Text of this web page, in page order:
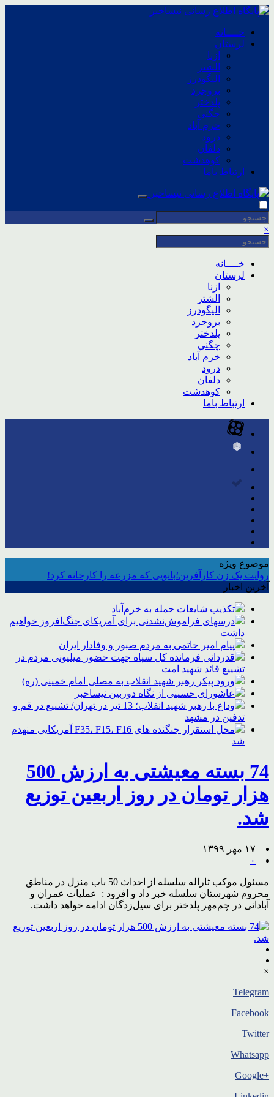
خــــانه
لرستان
ازنا
الشتر
الیگودرز
بروجرد
پلدختر
چگنی
خرم آباد
درود
دلفان
کوهدشت
ارتباط باما
×
خــــانه
لرستان
ازنا
الشتر
الیگودرز
بروجرد
پلدختر
چگنی
خرم آباد
درود
دلفان
کوهدشت
ارتباط باما
موضوع ویژه
روایت یک زن کارآفرین؛بانویی که مزرعه را کارخانه کرد!
آخرین اخبار
تکذیب شایعات حمله به خرم‌آباد
درسهای فراموش‌نشدنی برای آمریکای جنگ‌افروز خواهیم
داشت
پیام امیر حاتمی به مردم صبور و وفادار ایران
قدردانی فرمانده کل سپاه جهت حضور میلیونی مردم در
تشییع قائد شهید امت
ورود پیکر رهبر شهید انقلاب به مصلی امام خمینی (ره)
عاشورای حسینی از نگاه دوربین نیساخبر
وداع با رهبر شهید انقلاب؛ 13 تیر در تهران/ تشییع در قم و
تدفین در مشهد
محل استقرار جنگنده های F35، F15، F16 آمریکایی منهدم
شد
74 بسته معیشتی به ارزش 500
هزار تومان در روز اربعین توزیع
شد.
۱۷ مهر ۱۳۹۹
۰
مسئول موکب ثاراله سلسله از احداث 50 باب منزل در مناطق
محروم شهرستان سلسله خبر داد و افزود : عملیات عمران و
آبادانی در چم‌مهر پلدختر برای سیل‌زدگان ادامه خواهد داشت.
×
Telegram
Facebook
Twitter
Whatsapp
+Google